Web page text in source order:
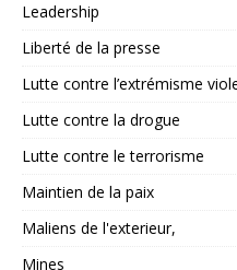
Leadership
Liberté de la presse
Lutte contre l’extrémisme
Lutte contre la drogue
Lutte contre le terrorisme
Maintien de la paix
Maliens de l'exterieur,
Mines